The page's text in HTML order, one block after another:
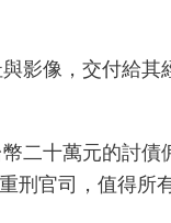
影像，交付給其
二十萬元的討債
官司，值得所